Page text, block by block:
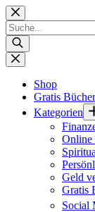
Zum
Inhalt
springen
Products
search
Shop
Gratis Bücher
Kategorien
Online
Geld
Gratis
Social